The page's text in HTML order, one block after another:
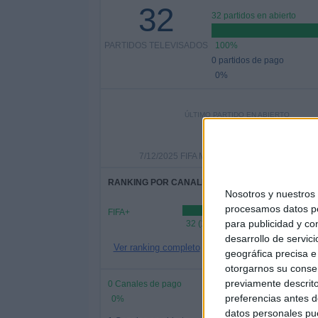
Nosotros y
procesamos datos
para publicidad y
desarrollo de
geográfica precisa
otorgarnos su
previamente
preferencias antes
datos personales
32
PARTIDOS TELEVISADOS
32 partidos en abierto
100%
0 partidos de pago
0%
ÚLTIMO PARTIDO EN ABIERTO
7/12/2025 FIFA Mundial Femenino Futsal por
RANKING POR CANALES
FIFA+
32 (100%)
Ver ranking completo
0 Canales de pago
0%